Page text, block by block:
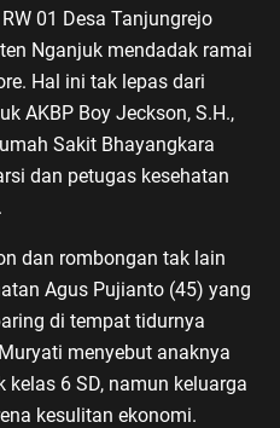
01 Desa Tanjungrejo
Nganjuk mendadak ramai
Hal ini tak lepas dari
AKBP Boy Jeckson, S.H.,
Sakit Bhayangkara
dan petugas kesehatan
dan rombongan tak lain
Agus Pujianto (45) yang
di tempat tidurnya
menyebut anaknya
6 SD, namun keluarga
kesulitan ekonomi.